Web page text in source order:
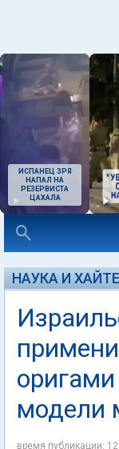
ИСПАНЕЦ ЗРЯ
НАПАЛ НА
РЕЗЕРВИСТА
ЦАХАЛА
НАУКА И
модели
время публикации: